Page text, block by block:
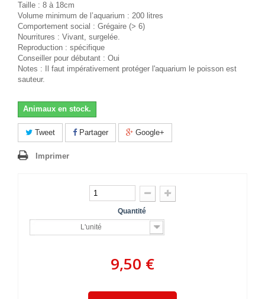
Taille : 8 à 18cm
Volume minimum de l’aquarium : 200 litres
Comportement social : Grégaire (> 6)
Nourritures : Vivant, surgelée.
Reproduction : spécifique
Conseiller pour débutant : Oui
Notes : Il faut impérativement protéger l'aquarium le poisson est
sauteur.
Animaux en stock.
Tweet Partager Google+
Imprimer
Quantité
L'unité
9,50 €